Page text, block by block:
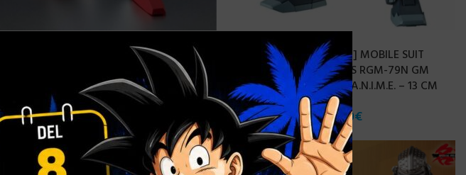
[PRE-ORDER JUNIO 2022] MOBILE SUIT
GUNDAM ROBOT SPIRITS RX-78GP01 FB
GUNDAM VER A.N.I.M.E. – 13 CM
62,90€
AGOTADO
[PRE-ORDER JUNIO 2022] MOBILE SUIT
GUNDAM ROBOT SPIRITS RGM-79N GM
CUSTOM GUNDAM VER A.N.I.M.E. – 13 CM
52,90€